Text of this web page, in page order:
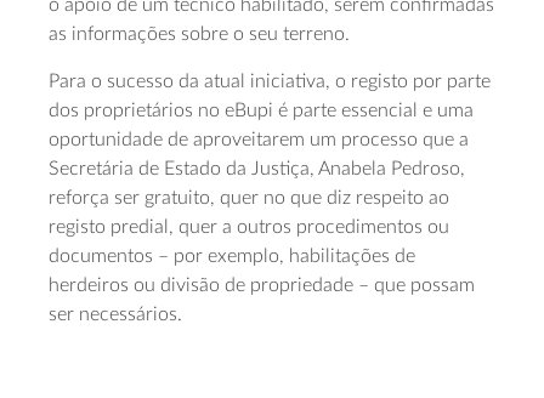
o apoio de um técnico habilitado, serem confirmadas
as informações sobre o seu terreno.
Para o sucesso da atual iniciativa, o registo por parte
dos proprietários no eBupi é parte essencial e uma
oportunidade de aproveitarem um processo que a
Secretária de Estado da Justiça, Anabela Pedroso,
reforça ser gratuito, quer no que diz respeito ao
registo predial, quer a outros procedimentos ou
documentos – por exemplo, habilitações de
herdeiros ou divisão de propriedade – que possam
ser necessários.